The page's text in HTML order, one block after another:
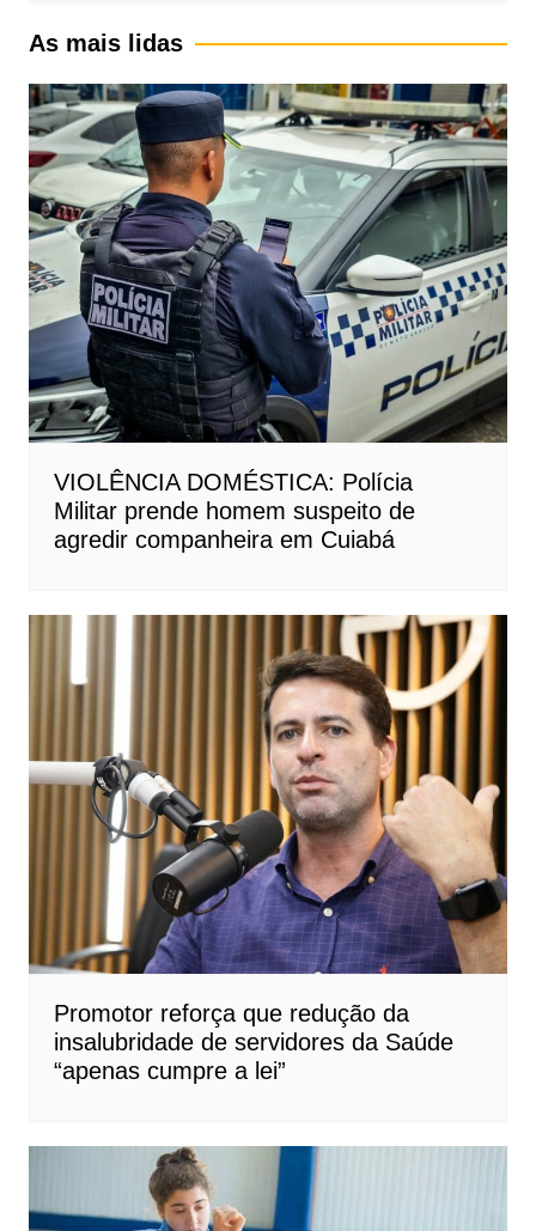
As mais lidas
VIOLÊNCIA DOMÉSTICA: Polícia
Militar prende homem suspeito de
agredir companheira em Cuiabá
Promotor reforça que redução da
insalubridade de servidores da Saúde
“apenas cumpre a lei”